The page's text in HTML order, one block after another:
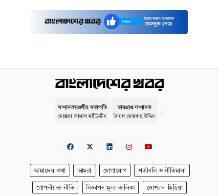
সম্পাদকমণ্ডলীর সভাপতি
মোস্তফা কামাল মহীউদ্দীন
ভারপ্রাপ্ত সম্পাদক
সৈয়দ মেজবাহ উদ্দিন
আমাদের কথা আমরা যোগাযোগ শর্তাবলি ও নীতিমালা
গোপনীয়তা নীতি বিজ্ঞাপন মূল্য তালিকা সোশ্যাল মিডিয়া